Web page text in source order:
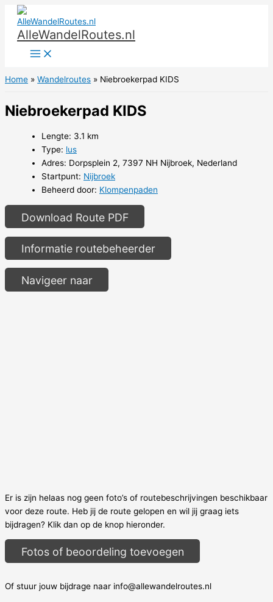
naar
inhoud
AlleWandelRoutes.nl
Home Wandelroutes Niebroekerpad KIDS
Niebroekerpad KIDS
Lengte: 3.1 km
Type: lus
Adres: Dorpsplein 2, 7397 NH Nijbroek, Nederland
Startpunt: Nijbroek
Beheerd door: Klompenpaden
Download Route PDF
Informatie routebeheerder
Navigeer naar
Er is zijn helaas nog geen foto’s of routebeschrijvingen beschikbaar
voor deze route. Heb jij de route gelopen en wil jij graag iets
bijdragen? Klik dan op de knop hieronder.
Fotos of beoordeling toevoegen
Of stuur jouw bijdrage naar info@allewandelroutes.nl